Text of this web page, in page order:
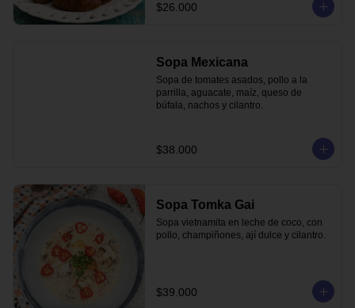
$26.000
Sopa Mexicana
Sopa de tomates asados, pollo a la
parrilla, aguacate, maíz, queso de
búfala, nachos y cilantro.
$38.000
Sopa Tomka Gai
Sopa vietnamita en leche de coco, con
pollo, champiñones, ají dulce y cilantro.
$39.000